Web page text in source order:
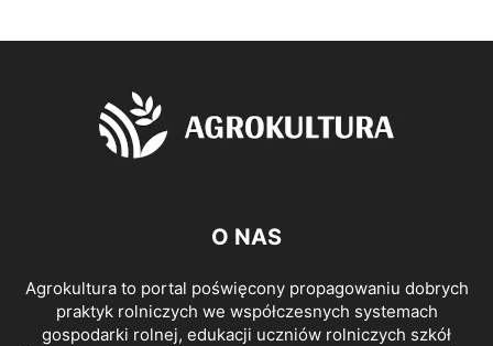
O NAS
Agrokultura to portal poświęcony propagowaniu dobrych
praktyk rolniczych we współczesnych systemach
gospodarki rolnej, edukacji uczniów rolniczych szkół